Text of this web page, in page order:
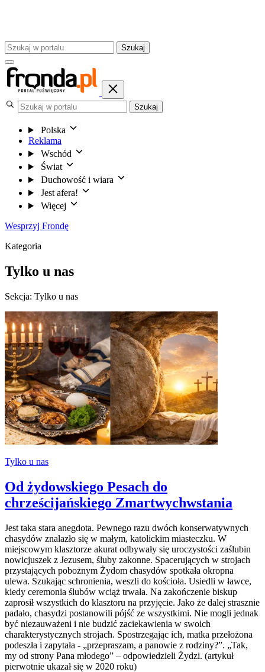
Szukaj
Szukaj
Polska
Reklama
Wschód
Świat
Duchowość i wiara
Jest afera!
Więcej
Wesprzyj Frondę
Kategoria
Tylko u nas
Sekcja: Tylko u nas
Tylko u nas
Od żydowskiego Pesach do
chrześcijańskiego Zmartwychwstania
Jest taka stara anegdota. Pewnego razu dwóch konserwatywnych
chasydów znalazło się w małym, katolickim miasteczku. W
miejscowym klasztorze akurat odbywały się uroczystości zaślubin
nowicjuszek z Jezusem, śluby zakonne. Spacerujących w strojach
przystających pobożnym Żydom chasydów spotkała okropna
ulewa. Szukając schronienia, weszli do kościoła. Usiedli w ławce,
kiedy ceremonia ślubów wciąż trwała. Na zakończenie biskup
zaprosił wszystkich do klasztoru na przyjęcie. Jako że dalej strasznie
padało, chasydzi postanowili pójść ze wszystkimi. Nie mogli jednak
być niezauważeni i nie budzić zaciekawienia w swoich
charakterystycznych strojach. Spostrzegając ich, matka przełożona
podeszła i zapytała - „przepraszam, a panowie z rodziny?”. „Tak,
my od strony Pana młodego” – odpowiedzieli Żydzi. (artykuł
pierwotnie ukazał się w 2020 roku)